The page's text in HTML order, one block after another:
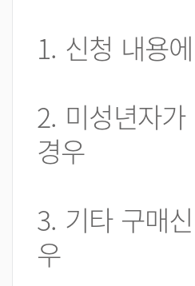
1. 신청 내용
2. 미성년자
경우
3. 기타 구매
우